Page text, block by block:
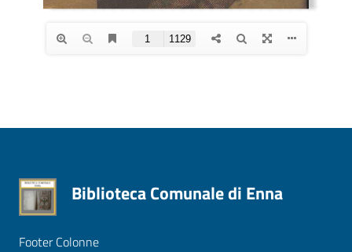
Biblioteca Comunale di Enna
Footer Colonne